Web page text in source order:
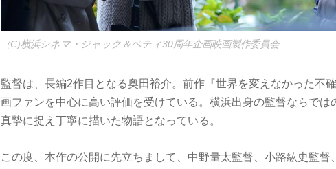
（C)横浜シネマ・ジャック＆ベティ30周年企画映画製作委員会
監督は、長編2作目となる奥田裕介。前作『世界を変えなかった不
画ファンを中心に高い評価を受けている。横浜出身の監督ならでは
真摯に捉え丁寧に描いた物語となっている。
この度、本作の公開に先立ちまして、中野量太監督、小路紘史監督